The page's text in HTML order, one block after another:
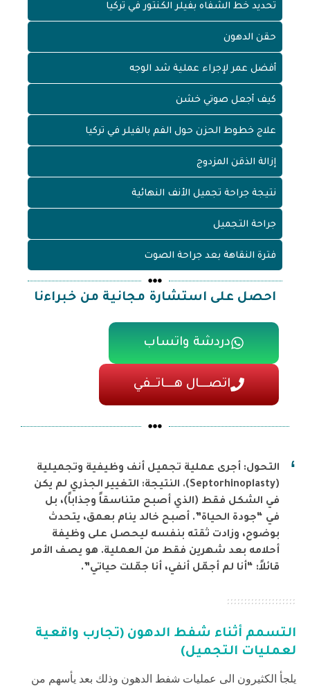
تحديد خط الشفاه بفيلر الكنتور في تركيا
حقن الدهون
أفضل عمر لإجراء عملية شد الوجه
كيف أجعل صوتي خشن
علاج خطوط الحزن حول الفم بالفيلر في تركيا
إزالة الذقن المزدوج
نتيجة جراحة تجميل الأنف النهائية
جراحة التجميل
فترة النقاهة بعد جراحة الصوت
احصل على استشارة مجانية من خبراءنا
دردشة واتساب
اتصـــال هـــاتــفي
التحول: أجرى عملية تجميل أنف وظيفية وتجميلية
(Septorhinoplasty). النتيجة: التغيير الجذري لم يكن
في الشكل فقط (الذي أصبح متناسقاً وجذاباً)، بل
في “جودة الحياة”. أصبح خالد ينام بعمق، يتحدث
بوضوح، وزادت ثقته بنفسه ليحصل على وظيفة
أحلامه بعد شهرين فقط من العملية. هو يصف الأمر
قائلاً: “أنا لم أجمّل أنفي، أنا جمّلت حياتي”.
التسمم أثناء شفط الدهون (تجارب واقعية
لعمليات التجميل)
يلجأ الكثيرون الى عمليات شفط الدهون وذلك بعد يأسهم من